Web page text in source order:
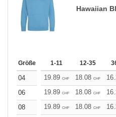
Hawaiian
Größe 1-11 12-35
04 19.89 CHF 18.08 CHF
06
19.89 CHF 18.08 CHF
08
19.89 CHF 18.08 CHF